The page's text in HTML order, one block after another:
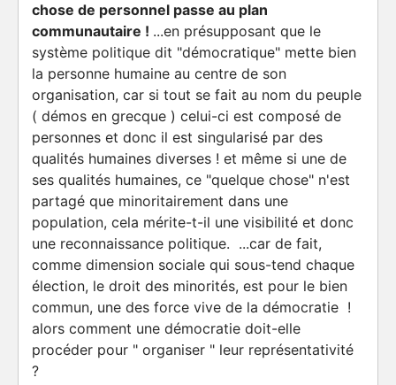
chose de personnel passe au plan
communautaire ! ...en présupposant que le
système politique dit "démocratique" mette bien
la personne humaine au centre de son
organisation, car si tout se fait au nom du peuple
( démos en grecque ) celui-ci est composé de
personnes et donc il est singularisé par des
qualités humaines diverses ! et même si une de
ses qualités humaines, ce "quelque chose" n'est
partagé que minoritairement dans une
population, cela mérite-t-il une visibilité et donc
une reconnaissance politique. ...car de fait,
comme dimension sociale qui sous-tend chaque
élection, le droit des minorités, est pour le bien
commun, une des force vive de la démocratie !
alors comment une démocratie doit-elle
procéder pour " organiser " leur représentativité
?